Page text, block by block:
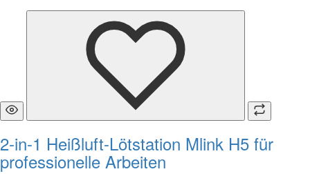
2-in-1 Heißluft-Lötstation Mlink H5 für
professionelle Arbeiten